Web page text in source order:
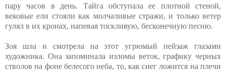
пару часов в день. Тайга обступала ее плотной стеной,
вековые ели стояли как молчаливые стражи, и только ветер
гулял в их кронах, напевая тоскливую, бесконечную песню.
Зоя шла и смотрела на этот угрюмый пейзаж глазами
художника. Она запоминала изломы веток, графику черных
стволов на фоне белесого неба, то, как снег ложится на плечи